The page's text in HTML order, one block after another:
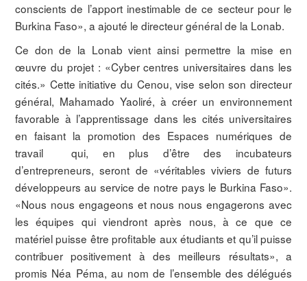
conscients de l’apport inestimable de ce secteur pour le
Burkina Faso», a ajouté le directeur général de la Lonab.
Ce don de la Lonab vient ainsi permettre la mise en
œuvre du projet : «Cyber centres universitaires dans les
cités.» Cette initiative du Cenou, vise selon son directeur
général, Mahamado Yaoliré, à créer un environnement
favorable à l’apprentissage dans les cités universitaires
en faisant la promotion des Espaces numériques de
travail qui, en plus d’être des incubateurs
d’entrepreneurs, seront de «véritables viviers de futurs
développeurs au service de notre pays le Burkina Faso».
«Nous nous engageons et nous nous engagerons avec
les équipes qui viendront après nous, à ce que ce
matériel puisse être profitable aux étudiants et qu’il puisse
contribuer positivement à des meilleurs résultats», a
promis Néa Péma, au nom de l’ensemble des délégués